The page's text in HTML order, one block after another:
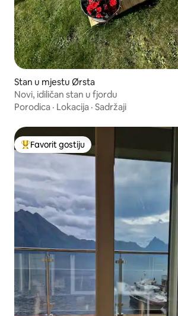
Stan u mjestu Ørsta
Novi, idiličan stan u fjordu
Porodica · Lokacija · Sadržaji
Glavni favorit gostiju
Favorit gostiju